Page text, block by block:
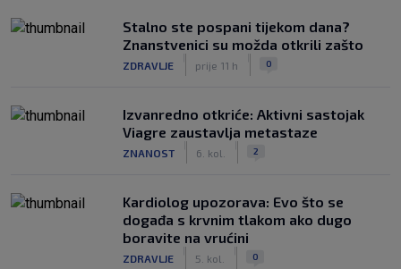
Stalno ste pospani tijekom dana?
Znanstvenici su možda otkrili zašto
ZDRAVLJE prije 11 h 0
Izvanredno otkriće: Aktivni sastojak
Viagre zaustavlja metastaze
ZNANOST 6. kol. 2
Kardiolog upozorava: Evo što se
događa s krvnim tlakom ako dugo
boravite na vrućini
ZDRAVLJE 5. kol. 0